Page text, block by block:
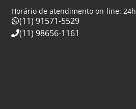
Horário de atendimento on-line: 24h
(11) 91571-5529
(11) 98656-1161